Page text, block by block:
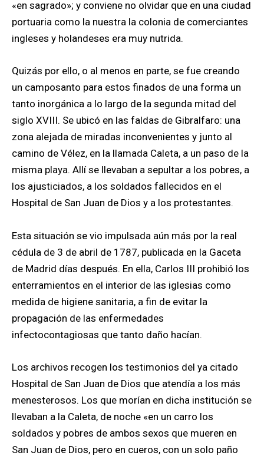
«en sagrado»; y conviene no olvidar que en una ciudad
portuaria como la nuestra la colonia de comerciantes
ingleses y holandeses era muy nutrida.
Quizás por ello, o al menos en parte, se fue creando
un camposanto para estos finados de una forma un
tanto inorgánica a lo largo de la segunda mitad del
siglo XVIII. Se ubicó en las faldas de Gibralfaro: una
zona alejada de miradas inconvenientes y junto al
camino de Vélez, en la llamada Caleta, a un paso de la
misma playa. Allí se llevaban a sepultar a los pobres, a
los ajusticiados, a los soldados fallecidos en el
Hospital de San Juan de Dios y a los protestantes.
Esta situación se vio impulsada aún más por la real
cédula de 3 de abril de 1787, publicada en la Gaceta
de Madrid días después. En ella, Carlos III prohibió los
enterramientos en el interior de las iglesias como
medida de higiene sanitaria, a fin de evitar la
propagación de las enfermedades
infectocontagiosas que tanto daño hacían.
Los archivos recogen los testimonios del ya citado
Hospital de San Juan de Dios que atendía a los más
menesterosos. Los que morían en dicha institución se
llevaban a la Caleta, de noche «en un carro los
soldados y pobres de ambos sexos que mueren en
San Juan de Dios, pero en cueros, con un solo paño